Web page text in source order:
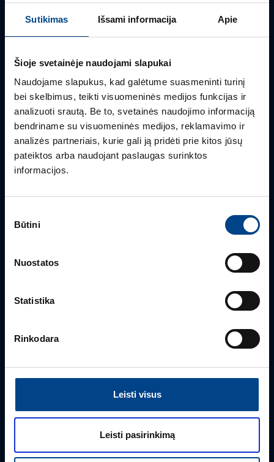
Sutikimas Išsami informacija Apie
Šioje svetainėje naudojami slapukai
Naudojame slapukus, kad galėtume suasmeninti turinį
bei skelbimus, teikti visuomeninės medijos funkcijas ir
analizuoti srautą. Be to, svetainės naudojimo informaciją
bendriname su visuomeninės medijos, reklamavimo ir
analizės partneriais, kurie gali ją pridėti prie kitos jūsų
pateiktos arba naudojant paslaugas surinktos
informacijos.
pasirinkimas
Būtini
Nuostatos
Statistika
Rinkodara
Leisti visus
Leisti pasirinkimą
Turite klausimų? Susisiekite
Rimvydas Biekša
rimvydas.bieksa@utugroup.com
PRODUKTO VADOVAS
+370 612 41409